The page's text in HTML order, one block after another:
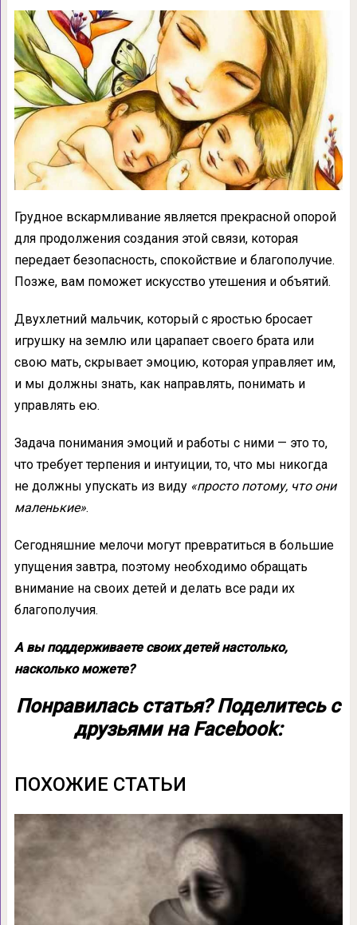
Грудное вскармливание является прекрасной опорой
для продолжения создания этой связи, которая
передает безопасность, спокойствие и благополучие.
Позже, вам поможет искусство утешения и объятий.
Двухлетний мальчик, который с яростью бросает
игрушку на землю или царапает своего брата или
свою мать, скрывает эмоцию, которая управляет им,
и мы должны знать, как направлять, понимать и
управлять ею.
Задача понимания эмоций и работы с ними — это то,
что требует терпения и интуиции, то, что мы никогда
не должны упускать из виду«просто потому, что они
маленькие».
Сегодняшние мелочи могут превратиться в большие
упущения завтра, поэтому необходимо обращать
внимание на своих детей и делать все ради их
благополучия.
А вы поддерживаете своих детей настолько,
насколько можете?
Понравилась статья? Поделитесь с
друзьями на Facebook:
ПОХОЖИЕ СТАТЬИ